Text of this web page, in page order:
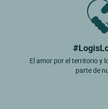
El amor por el territorio y
parte de